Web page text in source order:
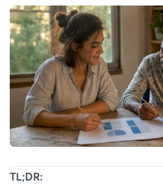
TL;DR: